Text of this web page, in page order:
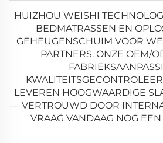
HUIZHOU WEISHI
BEDMATRASSEN EN
GEHEUGENSCHUIM VOOR
PARTNERS. ONZE OEM/
LEVEREN HOOGWAARDIGE
— VERTROUWD DOOR
VRAAG VANDAAG NOG